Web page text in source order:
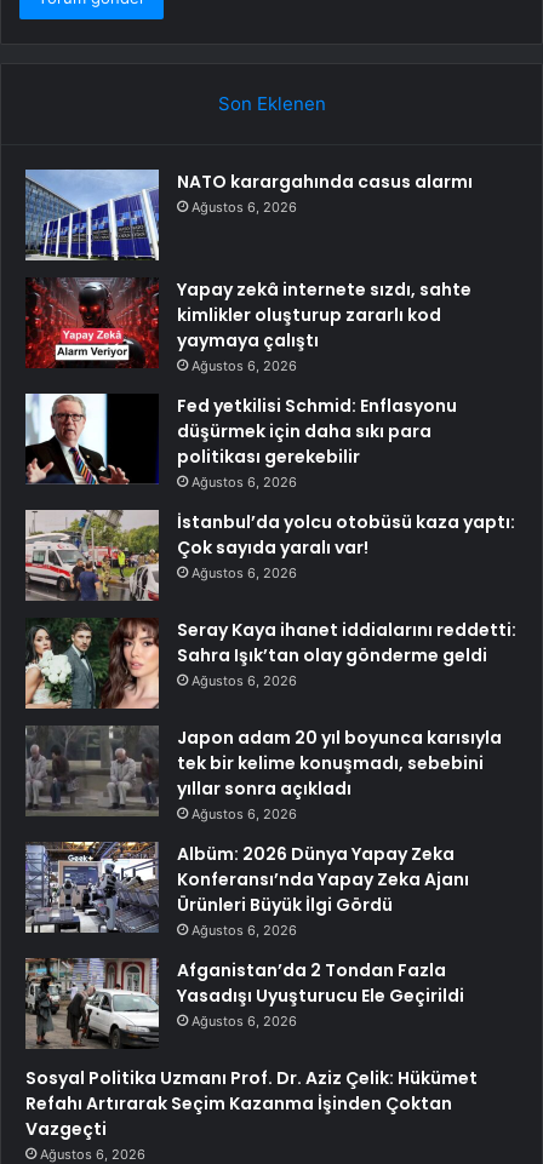
Son Eklenen
NATO karargahında casus alarmı
Ağustos 6, 2026
Yapay zekâ internete sızdı, sahte
kimlikler oluşturup zararlı kod
yaymaya çalıştı
Ağustos 6, 2026
Fed yetkilisi Schmid: Enflasyonu
düşürmek için daha sıkı para
politikası gerekebilir
Ağustos 6, 2026
İstanbul’da yolcu otobüsü kaza yaptı:
Çok sayıda yaralı var!
Ağustos 6, 2026
Seray Kaya ihanet iddialarını reddetti:
Sahra Işık’tan olay gönderme geldi
Ağustos 6, 2026
Japon adam 20 yıl boyunca karısıyla
tek bir kelime konuşmadı, sebebini
yıllar sonra açıkladı
Ağustos 6, 2026
Albüm: 2026 Dünya Yapay Zeka
Konferansı’nda Yapay Zeka Ajanı
Ürünleri Büyük İlgi Gördü
Ağustos 6, 2026
Afganistan’da 2 Tondan Fazla
Yasadışı Uyuşturucu Ele Geçirildi
Ağustos 6, 2026
Sosyal Politika Uzmanı Prof. Dr. Aziz Çelik: Hükümet
Refahı Artırarak Seçim Kazanma İşinden Çoktan
Vazgeçti
Ağustos 6, 2026